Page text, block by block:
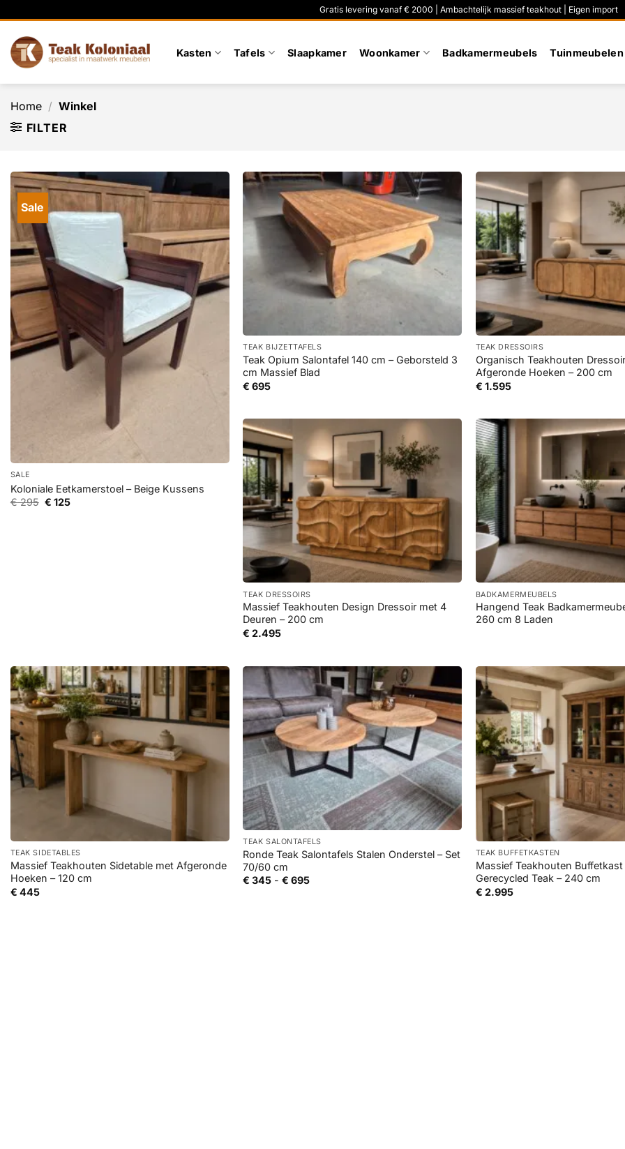
naar
inhoud
Gratis levering vanaf € 2000 | Ambachtelijk massief teakhout | Eigen import
Kasten Tafels Slaapkamer Woonkamer Badkamermeubels Tuinmeubelen
Home / Winkel
FILTER
Sale
SALE
Koloniale Eetkamerstoel – Beige Kussens
€295 Oorspronkelijke
€ 125Huidige
TEAK BIJZETTAFELS
Teak Opium Salontafel 140 cm – Geborsteld 3
cm Massief Blad
€ 695
+
TEAK DRESSOIRS
Organisch Teakhouten
Afgeronde Hoeken – 200 cm
€ 1.595
+
TEAK DRESSOIRS
Massief Teakhouten Design Dressoir met 4
Deuren – 200 cm
€ 2.495
+
BADKAMERMEUBELS
Hangend Teak
260 cm 8 Laden
TEAK SIDETABLES
Massief Teakhouten Sidetable met Afgeronde
Hoeken – 120 cm
€ 445
+
TEAK SALONTAFELS
Ronde Teak Salontafels Stalen Onderstel – Set
70/60 cm
€ 345 - € 695Prijsklasse:
+
TEAK BUFFETKASTEN
Massief Teakhouten Buffetkast
Gerecycled Teak – 240 cm
€ 2.995